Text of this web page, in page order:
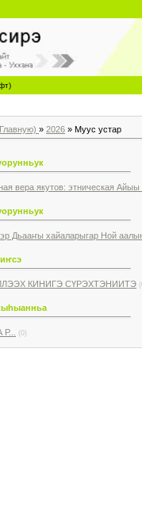
» 2026 » Муус устар
вера якутов: этническая Айыы
Дьааҥы хайаларыгар Ной
КИНИГЭ СҮРЭХТЭНИИТЭ
(0)